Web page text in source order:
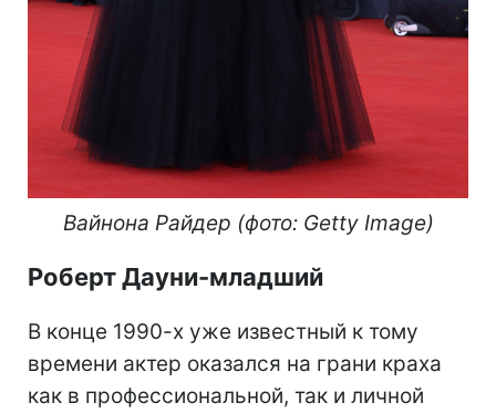
Вайнона Райдер (фото: Getty Image)
Роберт Дауни-младший
В конце 1990-х уже известный к тому
времени актер оказался на грани краха
как в профессиональной, так и личной